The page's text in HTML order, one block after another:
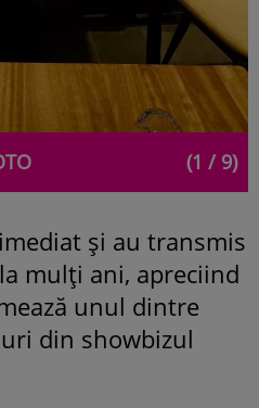
(1 / 9)
și au transmis
mulți ani, apreciind
unul dintre
din showbizul